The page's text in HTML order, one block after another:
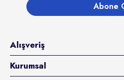
Abone
Alışveriş
Kurumsal